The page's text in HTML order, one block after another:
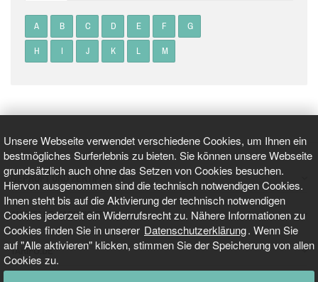
Unsere Webseite verwendet verschiedene Cookies, um Ihnen ein
bestmögliches Surferlebnis zu bieten. Sie können unsere Webseite
grundsätzlich auch ohne das Setzen von Cookies besuchen.
Hiervon ausgenommen sind die technisch notwendigen Cookies.
Ihnen steht bis auf die Aktivierung der technisch notwendigen
Cookies jederzeit ein Widerrufsrecht zu. Nähere Informationen zu
Cookies finden Sie in unserer Datenschutzerklärung. Wenn Sie
auf "Alle aktivieren" klicken, stimmen Sie der Speicherung von allen
Cookies zu.
A B C D E F G
H I J K L M
GEPRÜFT UND ZERTIFIZIERT
AKTUELLE NACHRICHTEN
TARIFO.DE